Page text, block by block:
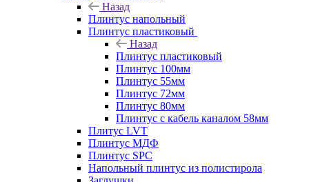
Назад
Плинтус напольный
Плинтус пластиковый
Назад
Плинтус пластиковый
Плинтус 100мм
Плинтус 55мм
Плинтус 72мм
Плинтус 80мм
Плинтус с кабель каналом 58мм
Плитус LVT
Плинтус МДФ
Плинтус SPC
Напольный плинтус из полистирола